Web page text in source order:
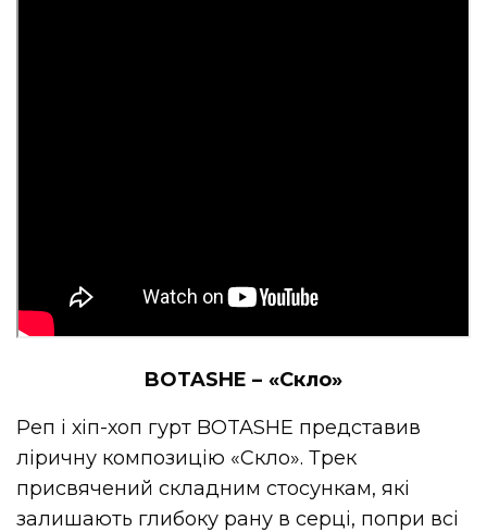
BOTASHE – «Скло»
Реп і хіп-хоп гурт BOTASHE представив
ліричну композицію «Скло». Трек
присвячений складним стосункам, які
залишають глибоку рану в серці, попри всі